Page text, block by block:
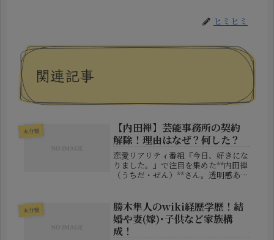
ヒミヒミ
関連記事
未分類
【内田禅】芸能事務所の契約
解除！理由はなぜ？何した？
恋愛リアリティ番組『今日、好きにな
りました。』で注目を集めた**内田禅
（うちだ・ぜん）**さん。透明感ある
の活躍も期待されていました。しか
し、最近になって突如として「所属
事...
未分類
勝木隼人のwiki経歴学歴！結
婚や妻(嫁)･子供など家族構
成！